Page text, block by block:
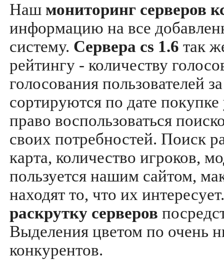
Наш мониторинг серверов
информацию на все
систему. Сервера cs 1.6 так
рейтингу - количеству
голосования пользователей
сортируются по дате
право воспользоваться
своих потребностей. Поиск
карта, количество игроков,
пользуется нашим сайтом,
находят то, что их
раскрутку серверов
Выделения цветом по очень
конкурентов.